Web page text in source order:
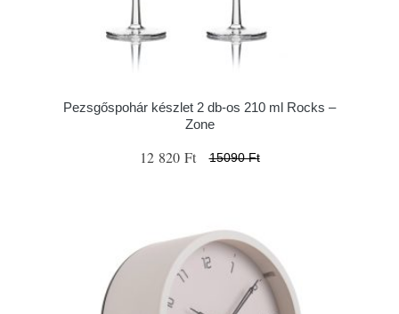
Pezsgőspohár készlet 2 db-os 210 ml Rocks –
Zone
12 820 Ft 15090 Ft